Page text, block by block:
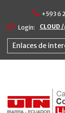
content
+593 6
Login:
CLOUD
Enlaces de